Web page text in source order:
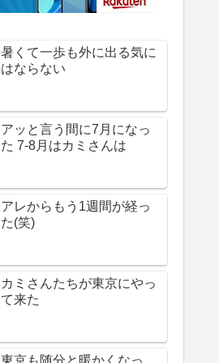
暑くて一歩も外に出る気に
はならない
アッと言う間に7月になっ
た 7-8月はカミさんは
アレからもう1週間が経っ
た(笑)
カミさんたちが東京にやっ
て来た
東京も随分と暖かくなっ